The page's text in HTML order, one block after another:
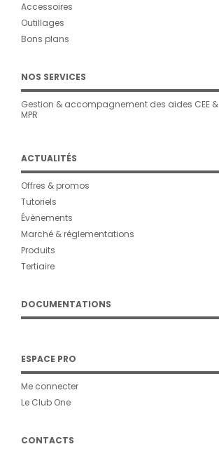
Accessoires
Outillages
Bons plans
NOS SERVICES
Gestion & accompagnement des aides CEE &
MPR
ACTUALITÉS
Offres & promos
Tutoriels
Évènements
Marché & réglementations
Produits
Tertiaire
DOCUMENTATIONS
ESPACE PRO
Me connecter
Le Club One
CONTACTS